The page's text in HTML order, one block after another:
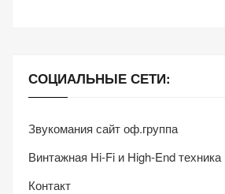
СОЦИАЛЬНЫЕ СЕТИ:
Звукомания сайт оф.группа
Винтажная Hi-Fi и High-End техника
Контакт